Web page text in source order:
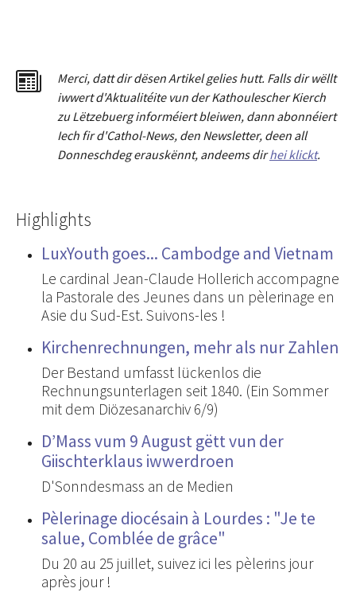
Merci, dattdir dësen Artikel gelies hutt. Falls dir wëllt
iwwert d'Aktualitéite vun der Kathoulescher Kierch
zu Lëtzebuerg informéiert bleiwen, dann abonnéiert
Iech fir d'Cathol-News, den Newsletter, deen all
Donneschdeg erauskënnt, andeems dirhei klickt.
Highlights
LuxYouth goes... Cambodge and Vietnam
Le cardinal Jean-Claude Hollerich accompagne
la Pastorale des Jeunes dans un pèlerinage en
Asie du Sud-Est. Suivons-les !
Kirchenrechnungen, mehr als nur Zahlen
Der Bestand umfasst lückenlos die
Rechnungsunterlagen seit 1840. (Ein Sommer
mit dem Diözesanarchiv 6/9)
D’Mass vum 9 August gëtt vun der
Giischterklaus iwwerdroen
D'Sonndesmass an de Medien
Pèlerinage diocésain à Lourdes : "Je te
salue, Comblée de grâce"
Du 20 au 25 juillet, suivez ici les pèlerins jour
après jour !